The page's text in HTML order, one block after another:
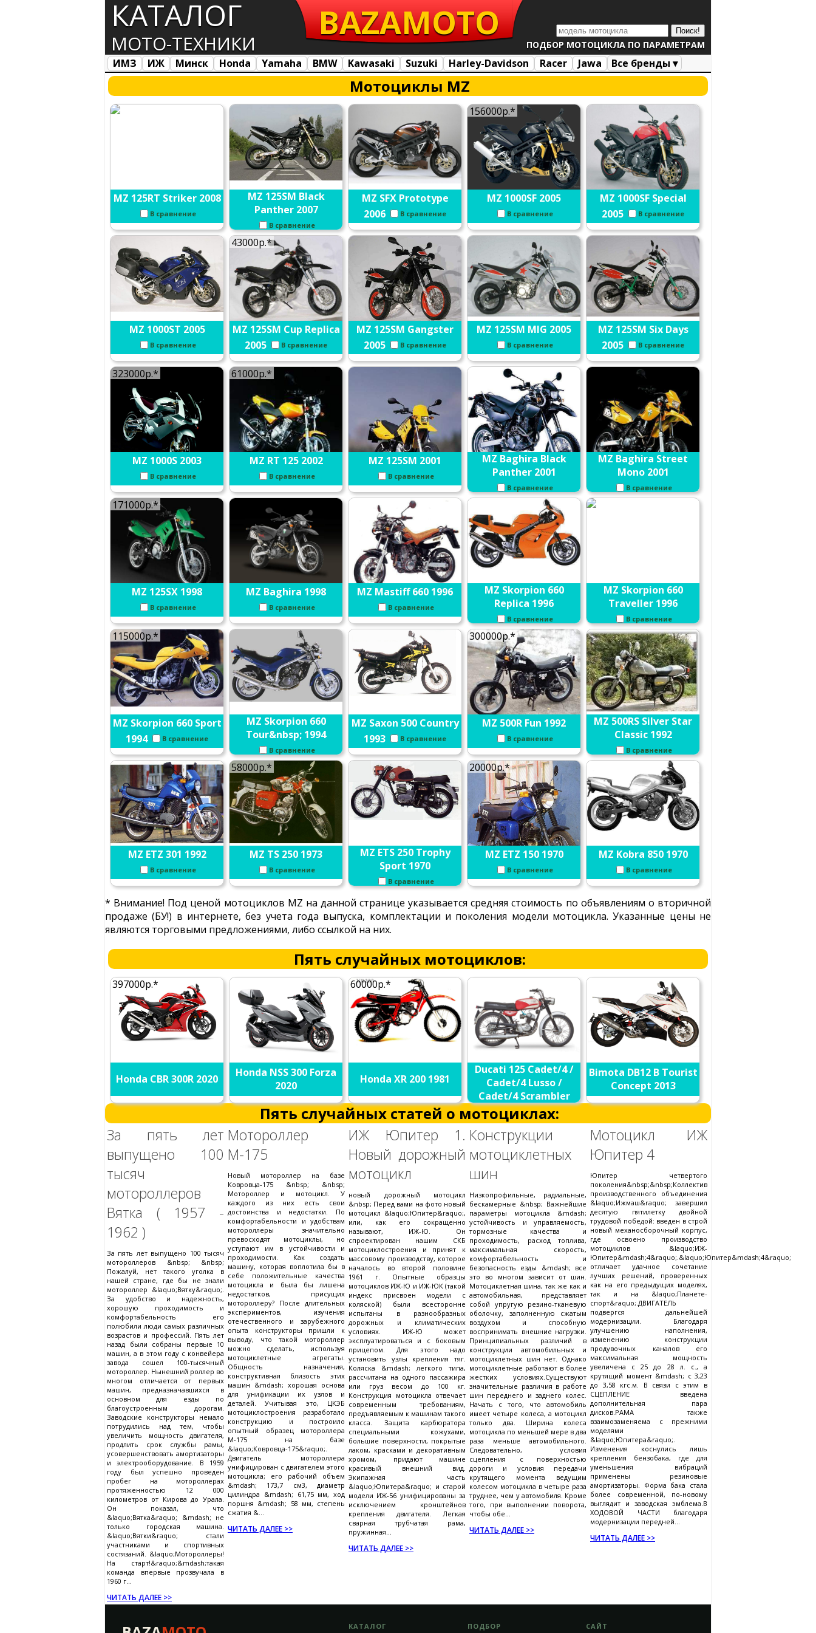
КАТАЛОГ
МОТО-ТЕХНИКИ ПОДБОР МОТОЦИКЛА ПО ПАРАМЕТРАМ
BAZAMOTO
ИМЗ ИЖ Минск Honda Yamaha BMW Kawasaki Suzuki Harley-Davidson Racer Jawa
Все бренды ▾
Все марки
Загрузка... Мотоциклы MZ
MZ 125RT Striker 2008
В сравнение
MZ 125SM Black
Panther 2007
В сравнение
MZ SFX Prototype
2006
В сравнение
156000р.*
MZ 1000SF 2005
В сравнение
MZ 1000SF Special
2005
В сравнение
MZ 1000ST 2005
В сравнение
43000р.*
MZ 125SM Cup Replica
2005
В сравнение
MZ 125SM Gangster
2005
В сравнение
MZ 125SM MIG 2005
В сравнение
MZ 125SM Six Days
2005
В сравнение
323000р.*
MZ 1000S 2003
В сравнение
61000р.*
MZ RT 125 2002
В сравнение
MZ 125SM 2001
В сравнение
MZ Baghira Black
Panther 2001
В сравнение
MZ Baghira Street
Mono 2001
В сравнение
171000р.*
MZ 125SX 1998
В сравнение
MZ Baghira 1998
В сравнение
MZ Mastiff 660 1996
В сравнение
MZ Skorpion 660
Replica 1996
В сравнение
MZ Skorpion 660
Traveller 1996
В сравнение
115000р.*
MZ Skorpion 660 Sport
1994
В сравнение
MZ Skorpion 660
Tour&nbsp; 1994
В сравнение
MZ Saxon 500 Country
1993
В сравнение
300000р.*
MZ 500R Fun 1992
В сравнение
MZ 500RS Silver Star
Classic 1992
В сравнение
MZ ETZ 301 1992
В сравнение
58000р.*
MZ TS 250 1973
В сравнение
MZ ETS 250 Trophy
Sport 1970
В сравнение
20000р.*
MZ ETZ 150 1970
В сравнение
MZ Kobra 850 1970
В сравнение
* Внимание! Под ценой мотоциклов MZ на данной странице указывается средняя стоимость по объявлениям о вторичной
продаже (БУ!) в интернете, без учета года выпуска, комплектации и поколения модели мотоцикла. Указанные цены не
являются торговыми предложениями, либо ссылкой на них.
Пять случайных мотоциклов:
397000р.*
Honda CBR 300R 2020
Honda NSS 300 Forza
2020
60000р.*
Honda XR 200 1981
Ducati 125 Cadet/4 /
Cadet/4 Lusso /
Cadet/4 Scrambler
1967
Bimota DB12 B Tourist
Concept 2013
Пять случайных статей о мотоциклах:
За пять лет
выпущено 100
тысяч
мотороллеров
Вятка ( 1957 -
1962 )
За пять лет выпущено 100 тысяч
мотороллеров &nbsp; &nbsp;
Пожалуй, нет такого уголка в
нашей стране, где бы не знали
мотороллер &laquo;Вятку&raquo;.
За удобство и надежность,
хорошую проходимость и
комфортабельность его
полюбили люди самых различных
возрастов и профессий. Пять лет
назад были собраны первые 10
машин, а в этом году с конвейера
завода сошел 100-тысячный
мотороллер. Нынешний роллер во
многом отличается от первых
машин, предназначавшихся в
основном для езды по
благоустроенным дорогам.
Заводские конструкторы немало
потрудились над тем, чтобы
увеличить мощность двигателя,
продлить срок службы рамы,
усовершенствовать амортизаторы
и электрооборудование. В 1959
году был успешно проведен
пробег на мотороллерах
протяженностью 12 000
километров от Кирова до Урала.
Он показал, что
&laquo;Вятка&raquo; &mdash; не
только городская машина.
&laquo;Вятки&raquo; стали
участниками и спортивных
состязаний. &laquo;Мотороллеры!
На старт!&raquo;&mdash;такая
команда впервые прозвучала в
1960 г...
ЧИТАТЬ ДАЛЕЕ >>
Мотороллер
М-175
Новый мотороллер на базе
Ковровца-175 &nbsp; &nbsp;
Мотороллер и мотоцикл. У
каждого из них есть свои
достоинства и недостатки. По
комфортабельности и удобствам
мотороллеры значительно
превосходят мотоциклы, но
уступают им в устойчивости и
проходимости. Как создать
машину, которая воплотила бы в
себе положительные качества
мотоцикла и была бы лишена
недостатков, присущих
мотороллеру? После длительных
экспериментов, изучения
отечественного и зарубежного
опыта конструкторы пришли к
выводу, что такой мотороллер
можно сделать, используя
мотоциклетные агрегаты.
Общность назначения,
конструктивная близость этих
машин &mdash; хорошая основа
для унификации их узлов и
деталей. Учитывая это, ЦКЭБ
мотоциклостроения разработало
конструкцию и построило
опытный образец мотороллера
М-175 на базе
&laquo;Ковровца-175&raquo;.
Двигатель мотороллера
унифицирован с двигателем этого
мотоцикла; его рабочий объем
&mdash; 173,7 см3, диаметр
цилиндра &mdash; 61,75 мм, ход
поршня &mdash; 58 мм, степень
сжатия &...
ЧИТАТЬ ДАЛЕЕ >>
ИЖ Юпитер 1.
Новый дорожный
мотоцикл
новый дорожный мотоцикл
&nbsp; Перед вами на фото новый
мотоцикл &laquo;Юпитер&raquo;,
или, как его сокращенно
называют, ИЖ-Ю. Он
спроектирован нашим СКБ
мотоциклостроения и принят к
массовому производству, которое
началось во второй половине
1961 г. Опытные образцы
мотоциклов ИЖ-Ю и ИЖ-ЮК (такой
индекс присвоен модели с
коляской) были всесторонне
испытаны в разнообразных
дорожных и климатических
условиях. ИЖ-Ю может
эксплуатироваться и с боковым
прицепом. Для этого надо
установить узлы крепления тяг.
Коляска &mdash; легкого типа,
рассчитана на одного пассажира
или груз весом до 100 кг.
Конструкция мотоцикла отвечает
современным требованиям,
предъявляемым к машинам такого
класса. Защита карбюратора
специальными кожухами,
большие поверхности, покрытые
лаком, красками и декоративным
хромом, придают машине
красивый внешний вид.
Экипажная часть
&laquo;Юпитера&raquo; и старой
модели ИЖ-56 унифицированы за
исключением кронштейнов
крепления двигателя. Легкая
сварная трубчатая рама,
пружинная...
ЧИТАТЬ ДАЛЕЕ >>
Конструкции
мотоциклетных
шин
Низкопрофильные, радиальные,
бескамерные &nbsp; Важнейшие
параметры мотоцикла &mdash;
устойчивость и управляемость,
тормозные качества и
проходимость, расход топлива,
максимальная скорость,
комфортабельность и
безопасность езды &mdash; все
это во многом зависит от шин.
Мотоциклетная шина, так же как и
автомобильная, представляет
собой упругую резино-тканевую
оболочку, заполненную сжатым
воздухом и способную
воспринимать внешние нагрузки.
Принципиальных различий в
конструкции автомобильных и
мотоциклетных шин нет. Однако
мотоциклетные работают в более
жестких условиях.Существуют
значительные различия в работе
шин переднего и заднего колес.
Начать с того, что автомобиль
имеет четыре колеса, а мотоцикл
только два. Ширина колеса
мотоцикла по меньшей мере в два
раза меньше автомобильного.
Следовательно, условия
сцепления с поверхностью
дороги и условия передачи
крутящего момента ведущим
колесом мотоцикла в четыре раза
труднее, чем у автомобиля. Кроме
того, при выполнении поворота,
чтобы обе...
ЧИТАТЬ ДАЛЕЕ >>
Мотоцикл ИЖ
Юпитер 4
Юпитер четвертого
поколения&nbsp;&nbsp;Коллектив
производственного объединения
&laquo;Ижмаш&raquo; завершил
десятую пятилетку двойной
трудовой победой: введен в строй
новый механосборочный корпус,
где освоено производство
мотоциклов &laquo;ИЖ-
Юпитер&mdash;4&raquo;.&laquo;Юпитер&mdash;4&raquo;
отличает удачное сочетание
лучших решений, проверенных
как на его предыдущих моделях,
так и на &laquo;Планете-
спорт&raquo;.ДВИГАТЕЛЬ
подвергся дальнейшей
модернизации. Благодаря
улучшению наполнения,
изменению конструкции
продувочных каналов его
максимальная мощность
увеличена с 25 до 28 л. с., а
крутящий момент &mdash; с 3,23
до 3,58 кгс.м. В связи с этим в
СЦЕПЛЕНИЕ введена
дополнительная пара
дисков.РАМА также
взаимозаменяема с прежними
моделями
&laquo;Юпитера&raquo;.
Изменения коснулись лишь
крепления бензобака, где для
уменьшения вибраций
применены резиновые
амортизаторы. Форма бака стала
более современной, по-новому
выглядит и заводская эмблема.В
ХОДОВОЙ ЧАСТИ благодаря
модернизации передней...
ЧИТАТЬ ДАЛЕЕ >>
КАТАЛОГ ПОДБОР САЙТ